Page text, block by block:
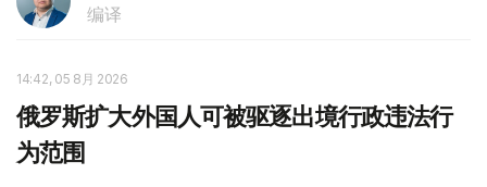
编译
14:42, 05 8月 2026
俄罗斯扩大外国人可被驱逐出境行政违法行
为范围